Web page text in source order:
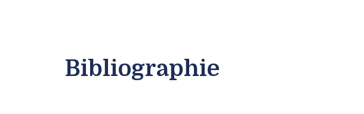
Bibliographie